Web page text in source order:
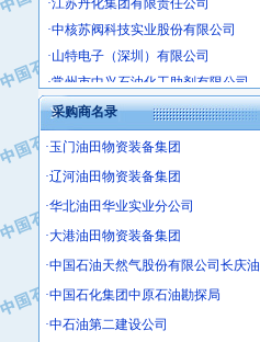
·中核苏阀科技实业股份有限公司
·山特电子（深圳）有限公司
·常州市中兴石油化工助剂有限公司
·姜堰市三联助剂有限公司
·四川中光高技术研究所有限责任公司
·江苏天安防雷工程有限责任公司
·山东东营胜利工业园区
·自贡五洲防腐安装有限公司
·成都长江水处理设备有限公司
·中核苏阀科技实业股份有限公司
·济南柴油机股份有限公司
采购商名录
·玉门油田物资装备集团
·辽河油田物资装备集团
·华北油田华业实业分公司
·大港油田物资装备集团
·中国石油天然气股份有限公司长庆油
·中国石化集团中原石油勘探局
·中石油第二建设公司